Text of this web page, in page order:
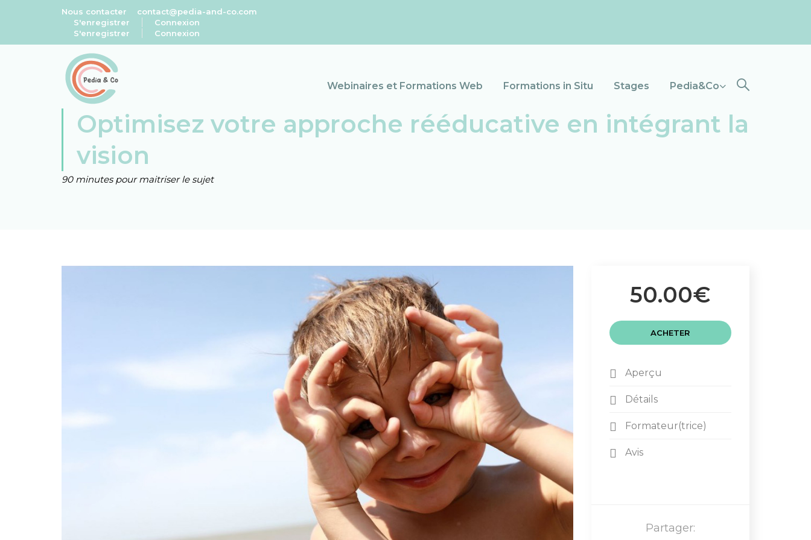
Nous contacter
contact@pedia-and-co.com
S'enregistrer
Connexion
S'enregistrer
Connexion
Webinaires et Formations Web Formations in Situ Stages Pedia&Co
Optimisez votre approche rééducative en intégrant la
vision
90 minutes pour maitriser le sujet
50.00€
ACHETER
Aperçu
Détails
Formateur(trice)
Avis
Partager: